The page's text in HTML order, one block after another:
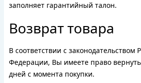
заполняет гарантийный талон.
Возврат товара
В соответствии с законодательством
Федерации, Вы имеете право
дней с момента покупки.